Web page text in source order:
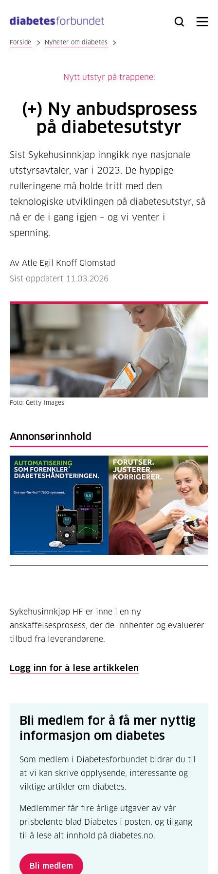
hovedinnhold
Bli
Logg
Søk Meny
Forside Nyheter om diabetes
Nytt utstyr på trappene:
(+) Ny anbudsprosess
på diabetesutstyr
Sist Sykehusinnkjøp inngikk nye nasjonale
utstyrsavtaler, var i 2023. De hyppige
rulleringene må holde tritt med den
teknologiske utviklingen på diabetesutstyr, så
nå er de i gang igjen – og vi venter i
spenning.
Av Atle Egil Knoff Glomstad
Sist oppdatert 11.03.2026
Foto: Getty Images
Annonsørinnhold
Sykehusinnkjøp HF er inne i en ny
anskaffelsesprosess, der de innhenter og evaluerer
tilbud fra leverandørene.
Logg inn for å lese artikkelen
Bli medlem for å få mer nyttig
informasjon om diabetes
Som medlem i Diabetesforbundet bidrar du til
at vi kan skrive opplysende, interessante og
viktige artikler om diabetes.
Medlemmer får fire årlige utgaver av vår
prisbelønte blad Diabetes i posten, og tilgang
til å lese alt innhold på diabetes.no.
Bli medlem